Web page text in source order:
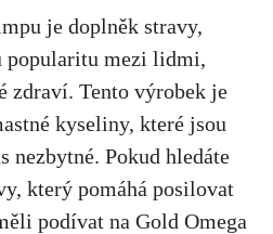
je doplněk stravy,
popularitu mezi lidmi,
zdraví. Tento výrobek je
kyseliny, které jsou
nezbytné. Pokud hledáte
který pomáhá posilovat
podívat na Gold Omega